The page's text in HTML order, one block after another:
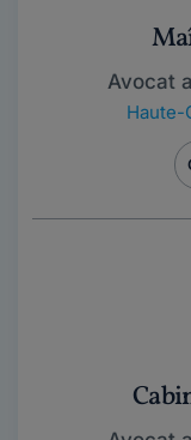
Avocat
Haute-